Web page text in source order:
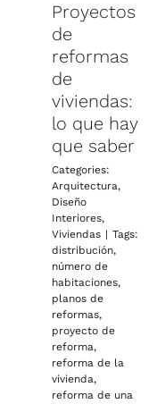
Proyectos
de
reformas
de
viviendas:
lo que hay
que saber
Categories:
Arquitectura,
Diseño
Interiores,
Viviendas | Tags:
distribución,
número de
habitaciones,
planos de
reformas,
proyecto de
reforma,
reforma de la
vivienda,
reforma de una